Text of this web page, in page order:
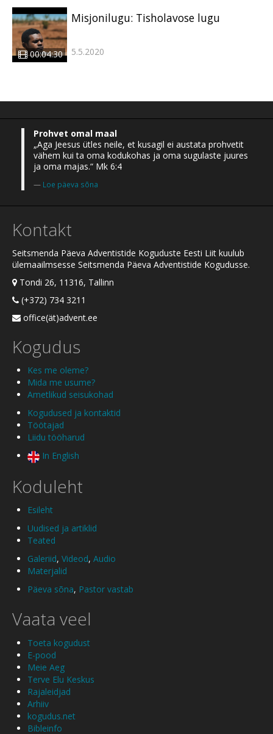
00:04:30
Misjonilugu: Tisholavose lugu
5.5.2020
Prohvet omal maal
„Aga Jeesus ütles neile, et kusagil ei austata prohvetit
vähem kui ta oma kodukohas ja oma sugulaste juures
ja oma majas.“ Mk 6:4
Loe päeva sõna
Kontakt
Seitsmenda Päeva Adventistide Koguduste Eesti Liit kuulub
ülemaailmsesse Seitsmenda Päeva Adventistide Kogudusse.
Tondi 26, 11316, Tallinn
(+372) 734 3211
office(ät)advent.ee
Kogudus
Kes me oleme?
Mida me usume?
Ametlikud seisukohad
Kogudused ja kontaktid
Töötajad
Liidu tööharud
In English
Koduleht
Esileht
Uudised ja artiklid
Teated
Galeriid, Videod, Audio
Materjalid
Päeva sõna, Pastor vastab
Vaata veel
Toeta kogudust
E-pood
Meie Aeg
Terve Elu Keskus
Rajaleidjad
Arhiiv
kogudus.net
Bibleinfo